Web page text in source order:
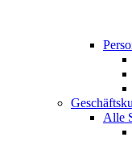
Alle